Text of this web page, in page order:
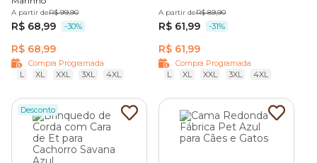
A partir deR$ 99,90
R$ 68,99 -30%
R$ 68,99
Compra Programada
L
XL XXL 3XL 4XL
A partir deR$ 89,90
R$ 61,99 -31%
R$ 61,99
Compra Programada
L
XL XXL 3XL 4XL
Desconto